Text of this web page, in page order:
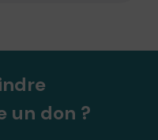
un don ?